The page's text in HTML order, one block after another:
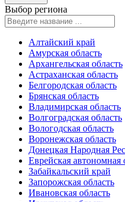
Выбор региона
Алтайский край
Амурская область
Архангельская область
Астраханская область
Белгородская область
Брянская область
Владимирская область
Волгоградская область
Вологодская область
Воронежская область
Донецкая Народная
Еврейская автономная
Забайкальский край
Запорожская область
Ивановская область